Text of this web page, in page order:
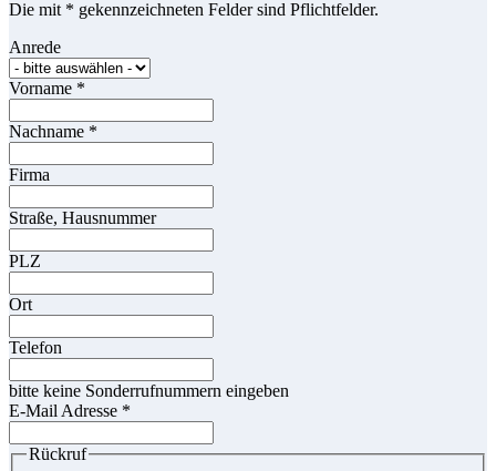
Die mit * gekennzeichneten Felder sind Pflichtfelder.
Anrede
Vorname *
Nachname *
Firma
Straße, Hausnummer
PLZ
Ort
Telefon
bitte keine Sonderrufnummern eingeben
E-Mail Adresse *
Rückruf